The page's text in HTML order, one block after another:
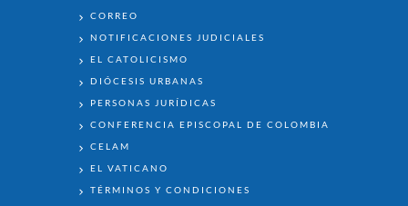
ENLACES
CORREO
NOTIFICACIONES JUDICIALES
EL CATOLICISMO
DIÓCESIS URBANAS
PERSONAS JURÍDICAS
CONFERENCIA EPISCOPAL DE COLOMBIA
CELAM
EL VATICANO
TÉRMINOS Y CONDICIONES